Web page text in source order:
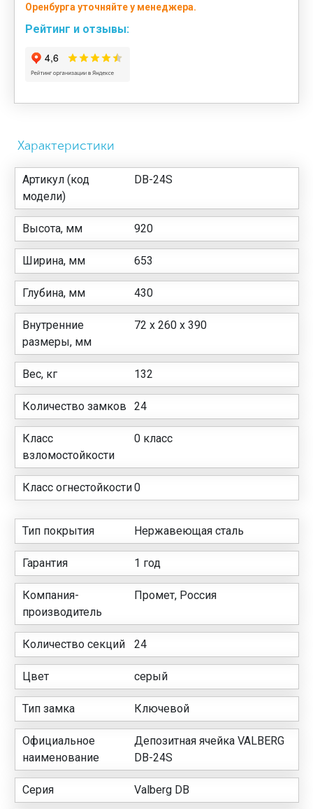
Оренбурга уточняйте у менеджера.
Рейтинг и отзывы:
Характеристики
Артикул (код
модели)
DB-24S
Высота, мм 920
Ширина, мм 653
Глубина, мм 430
Внутренние
размеры, мм
72 х 260 х 390
Вес, кг 132
Количество замков 24
Класс
взломостойкости
0 класс
Класс огнестойкости0
Тип покрытия Нержавеющая сталь
Гарантия 1 год
Компания-
производитель
Промет, Россия
Количество секций 24
Цвет серый
Тип замка Ключевой
Официальное
наименование
Депозитная ячейка VALBERG
DB-24S
Серия Valberg DB